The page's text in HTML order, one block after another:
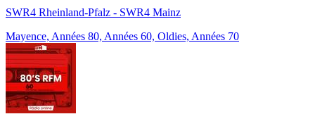
SWR4 Rheinland-Pfalz - SWR4 Mainz
Mayence, Années 80, Années 60, Oldies, Années 70